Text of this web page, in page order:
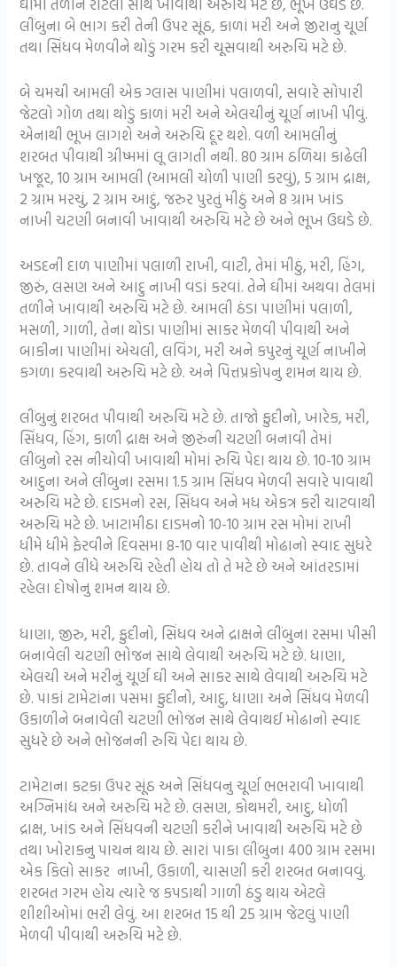
લીંબુના બે ભાગ કરી તેની ઉપર સૂંઠ, કાળાં મરી અને જીરાનુ ચૂર્ણ
તથા સિંધવ મેળવીને થોડું ગરમ કરી ચૂસવાથી અરુચિ મટે છે.
બે ચમચી આમલી એક ગ્લાસ પાણીમાં પલાળવી, સવારે સોપારી
જેટલો ગોળ તથા થોડું કાળાં મરી અને એલચીનું ચૂર્ણ નાખી પીવું.
એનાથી ભૂખ લાગશે અને અરુચિ દૂર થશે. વળી આમલીનું
શરબત પીવાથી ગ્રીષ્મમાં લૂ લાગતી નથી. 80 ગ્રામ ઠળિયા કાઢેલી
ખજૂર, 10 ગ્રામ આમલી (આમલી ચોળી પાણી કરવું), 5 ગ્રામ દ્રાક્ષ,
2 ગ્રામ મરચું, 2 ગ્રામ આદું, જરુર પુરતું મીઠું અને 8 ગ્રામ ખાંડ
નાખી ચટણી બનાવી ખાવાથી અરુચિ મટે છે અને ભૂખ ઉઘડે છે.
અડદની દાળ પાણીમાં પલાળી રાખી, વાટી, તેમાં મીઠું, મરી, હિંગ,
જીરું, લસણ અને આદુ નાખી વડાં કરવાં. તેને ઘીમાં અથવા તેલમાં
તળીને ખાવાથી અરુચિ મટે છે. આમલી ઠંડા પાણીમાં પલાળી,
મસળી, ગાળી, તેના થોડા પાણીમાં સાકર મેળવી પીવાથી અને
બાકીના પાણીમાં એચલી, લવિંગ, મરી અને કપુરનું ચૂર્ણ નાખીને
કગળા કરવાથી અરુચિ મટે છે. અને પિત્તપ્રકોપનુ શમન થાય છે.
લીંબુનું શરબત પીવાથી અરુચિ મટે છે. તાજો ફુદીનો, ખારેક, મરી,
સિંધવ, હિંગ, કાળી દ્રાક્ષ અને જીરુંની ચટણી બનાવી તેમાં
લીંબુનો રસ નીચોવી ખાવાથી મોમાં રુચિ પેદા થાય છે. 10-10 ગ્રામ
આદુના અને લીંબુના રસમા 1.5 ગ્રામ સિંધવ મેળવી સવારે પાવાથી
અરુચિ મટે છે. દાડમનો રસ, સિંધવ અને મધ એકત્ર કરી ચાટવાથી
અરુચિ મટે છે. ખાટામીઠા દાડમનો 10-10 ગ્રામ રસ મોમાં રાખી
ધીમે ધીમે ફેરવીને દિવસમા 8-10 વાર પાવીથી મોઢાનો સ્વાદ સુધરે
છે. તાવને લીધે અરુચિ રહેતી હોય તો તે મટે છે અને આંતરડામાં
રહેલા દોષોનુ શમન થાય છે.
ધાણા, જીરુ, મરી, ફુદીનો, સિંધવ અને દ્રાક્ષને લીંબુના રસમા પીસી
બનાવેલી ચટણી ભોજન સાથે લેવાથી અરુચિ મટે છે. ધાણા,
એલચી અને મરીનું ચૂર્ણ ઘી અને સાકર સાથે લેવાથી અરુચિ મટે
છે. પાકાં ટામેટાંના પસમા ફુદીનો, આદુ, ધાણા અને સિંધવ મેળવી
ઉકાળીને બનાવેલી ચટણી ભોજન સાથે લેવાથઈ મોઢાનો સ્વાદ
સુધરે છે અને ભોજનની રુચિ પેદા થાય છે.
ટામેટાના કટકા ઉપર સૂંઠ અને સિંધવનુ ચૂર્ણ ભભરાવી ખાવાથી
અગ્નિમાંદ્ય અને અરુચિ મટે છે. લસણ, કોથમરી, આદુ, ધોળી
દ્રાક્ષ, ખાંડ અને સિંધવની ચટણી કરીને ખાવાથી અરુચિ મટે છે
તથા ખોરાકનુ પાચન થાય છે. સારાં પાકા લીંબુના 400 ગ્રામ રસમા
એક કિલો સાકર નાખી, ઉકાળી, ચાસણી કરી શરબત બનાવવું.
શરબત ગરમ હોય ત્યારે જ કપડાથી ગાળી ઠંડુ થાય એટલે
શીશીઓમાં ભરી લેવું. આ શરબત 15 થી 25 ગ્રામ જેટલું પાણી
મેળવી પીવાથી અરુચિ મટે છે.